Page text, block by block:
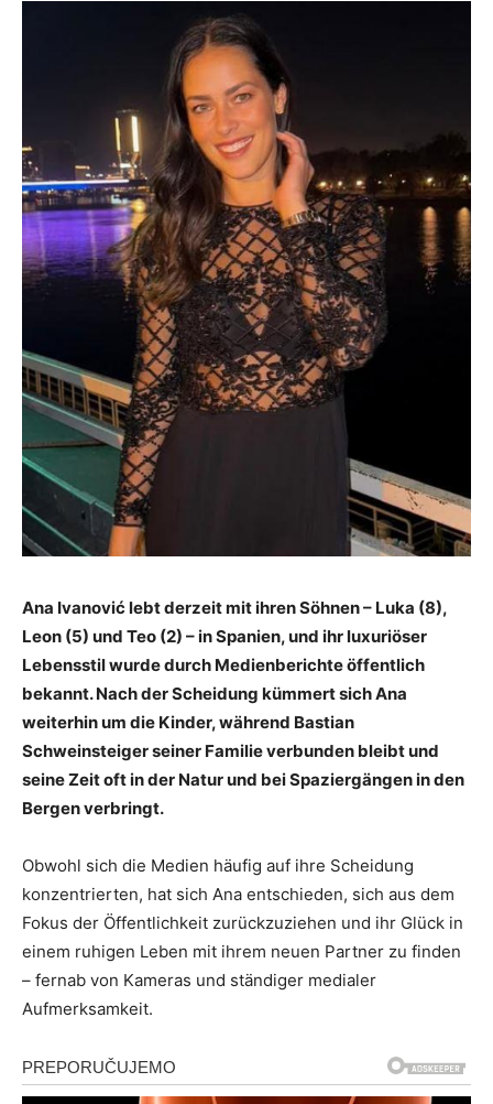
Ana Ivanović lebt derzeit mit ihren Söhnen – Luka (8),
Leon (5) und Teo (2) – in Spanien, und ihr luxuriöser
Lebensstil wurde durch Medienberichte öffentlich
bekannt. Nach der Scheidung kümmert sich Ana
weiterhin um die Kinder, während Bastian
Schweinsteiger seiner Familie verbunden bleibt und
seine Zeit oft in der Natur und bei Spaziergängen in den
Bergen verbringt.
Obwohl sich die Medien häufig auf ihre Scheidung
konzentrierten, hat sich Ana entschieden, sich aus dem
Fokus der Öffentlichkeit zurückzuziehen und ihr Glück in
einem ruhigen Leben mit ihrem neuen Partner zu finden
– fernab von Kameras und ständiger medialer
Aufmerksamkeit.